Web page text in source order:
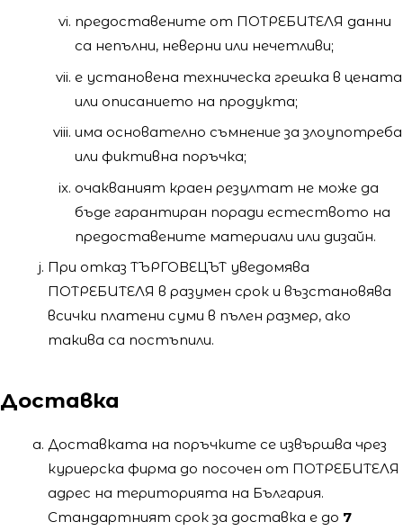
предоставените от ПОТРЕБИТЕЛЯ данни
са непълни, неверни или нечетливи;
е установена техническа грешка в цената
или описанието на продукта;
има основателно съмнение за злоупотреба
или фиктивна поръчка;
очакваният краен резултат не може да
бъде гарантиран поради естеството на
предоставените материали или дизайн.
При отказ ТЪРГОВЕЦЪТ уведомява
ПОТРЕБИТЕЛЯ в разумен срок и възстановява
всички платени суми в пълен размер, ако
такива са постъпили.
Доставка
Доставката на поръчките се извършва чрез
куриерска фирма до посочен от ПОТРЕБИТЕЛЯ
адрес на територията на България.
Стандартният срок за доставка е до 7